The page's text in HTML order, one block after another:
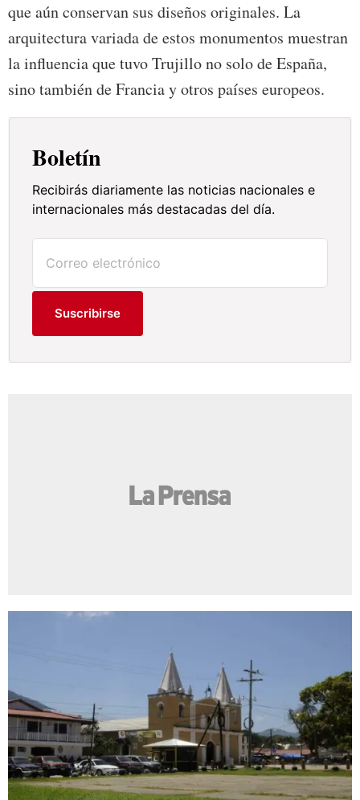
que aún conservan sus diseños originales. La
arquitectura variada de estos monumentos muestran
la influencia que tuvo Trujillo no solo de España,
sino también de Francia y otros países europeos.
Boletín
Recibirás diariamente las noticias nacionales e
internacionales más destacadas del día.
Suscribirse